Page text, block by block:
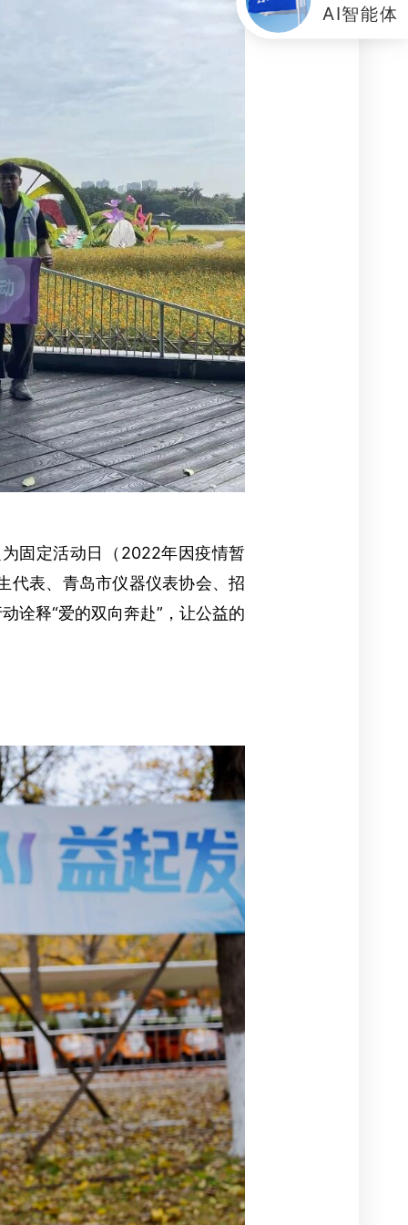
固定活动日（2022年因疫情暂
代表、青岛市仪器仪表协会、招
诠释“爱的双向奔赴”，让公益的
AI智能体